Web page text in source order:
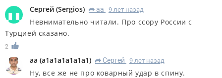
Сергей (Sergios) R aa 9 лет назад
Невнимательно читали. Про ссору России с
Турцией сказано.
2
aa (a1a1a1a1a1a1) R Сергей 9 лет назад
Ну, все же не про коварный удар в спину.